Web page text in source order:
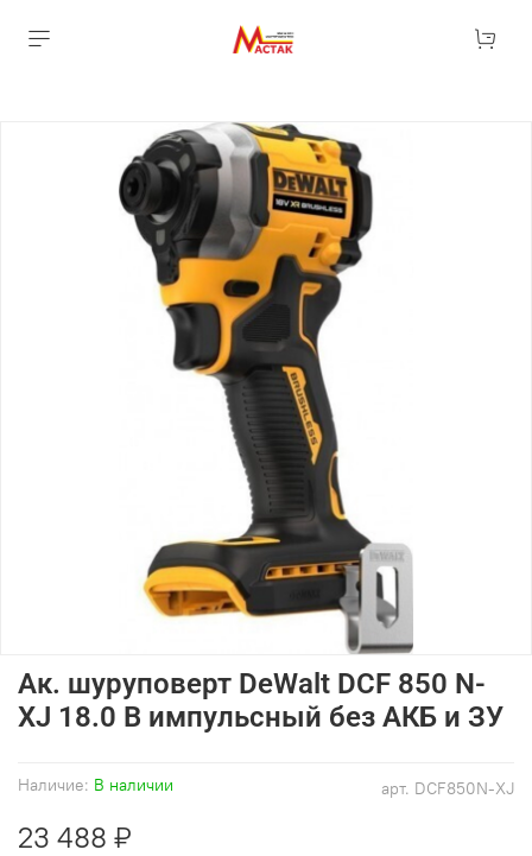
арт. DCF850N-XJ
Наличие: В наличии
Ак. шуруповерт DeWalt DCF 850 N-
XJ 18.0 B импульсный без АКБ и ЗУ
23 488 ₽